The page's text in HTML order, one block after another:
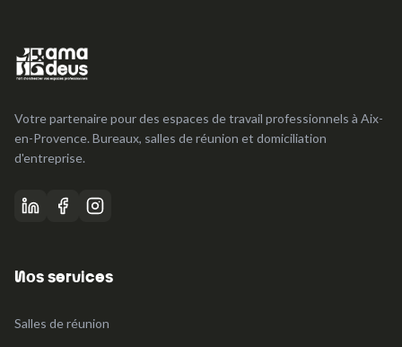
Votre partenaire pour des espaces de travail professionnels à Aix-
en-Provence. Bureaux, salles de réunion et domiciliation
d'entreprise.
Nos services
Salles de réunion